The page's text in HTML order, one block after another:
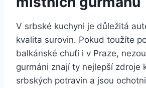
V srbské kuchyni je důležitá
kvalita surovin. Pokud toužíte
balkánské chuťi i v Praze,
gurmáni znají ty nejlepší zdroje
srbských potravin a jsou